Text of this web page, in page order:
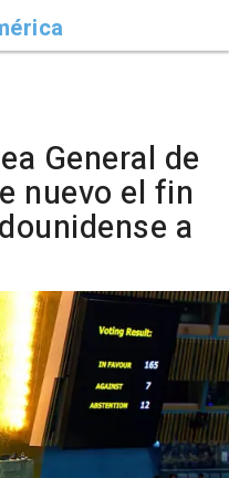
General de
nuevo el fin
a